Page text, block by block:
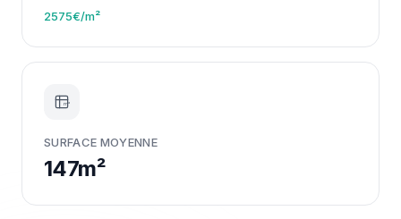
2575€/m²
m²
SURFACE MOYENNE
147m²